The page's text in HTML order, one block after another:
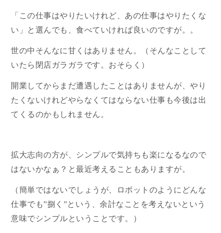
「この仕事はやりたいけれど、あの仕事はやりたくな
い」と選んでも、食べていければ良いのですが。。
世の中そんなに甘くはありません。（そんなことして
いたら閉店ガラガラです。おそらく）
開業してからまだ遭遇したことはありませんが、やり
たくないけれどやらなくてはならない仕事も今後は出
てくるのかもしれません。
拡大志向の方が、シンプルで気持ちも楽になるなので
はないかなぁ？と最近考えることもありますが。
（簡単ではないでしょうが、ロボットのようにどんな
仕事でも”捌く”という、余計なことを考えないという
意味でシンプルということです。）